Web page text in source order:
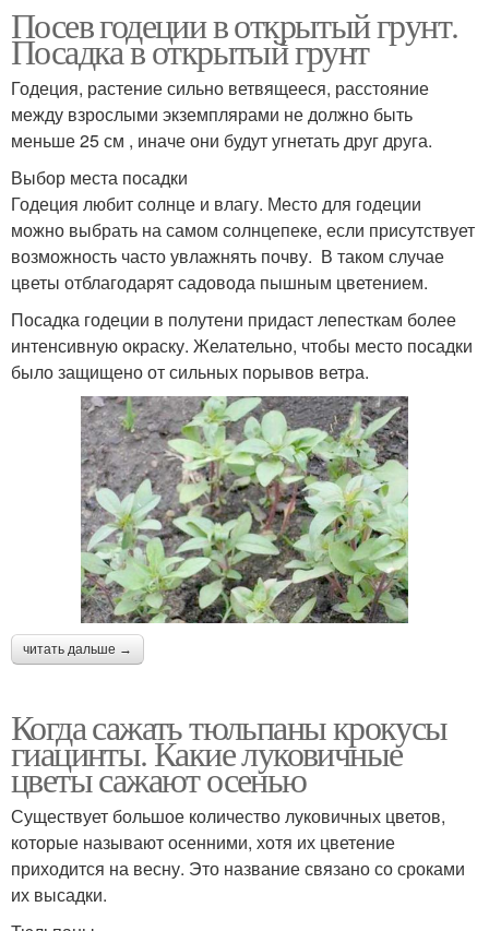
Посев годеции в открытый грунт.
Посадка в открытый грунт
Годеция, растение сильно ветвящееся, расстояние
между взрослыми экземплярами не должно быть
меньше 25 см , иначе они будут угнетать друг друга.
Выбор места посадки
Годеция любит солнце и влагу. Место для годеции
можно выбрать на самом солнцепеке, если присутствует
возможность часто увлажнять почву. В таком случае
цветы отблагодарят садовода пышным цветением.
Посадка годеции в полутени придаст лепесткам более
интенсивную окраску. Желательно, чтобы место посадки
было защищено от сильных порывов ветра.
читать дальше →
Когда сажать тюльпаны крокусы
гиацинты. Какие луковичные
цветы сажают осенью
Существует большое количество луковичных цветов,
которые называют осенними, хотя их цветение
приходится на весну. Это название связано со сроками
их высадки.